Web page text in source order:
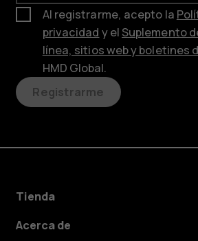
Al registrarme, acepto la
privacidad y el Suplemento
línea, sitios web y boletines
HMD Global.
Registrarme
Tienda
Acerca de